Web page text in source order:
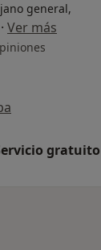
general,
· Ver más
gratuito